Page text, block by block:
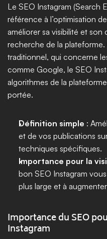
Le SEO Instagram (Search
référence à l’optimisation
améliorer sa visibilité et son
recherche de la
traditionnel, qui concerne
comme Google, le SEO
algorithmes de la
portée.
Définition simple :
et de vos publications
techniques spécifiques.
Importance pour la
bon SEO Instagram
plus large et à
Importance du SEO
Instagram